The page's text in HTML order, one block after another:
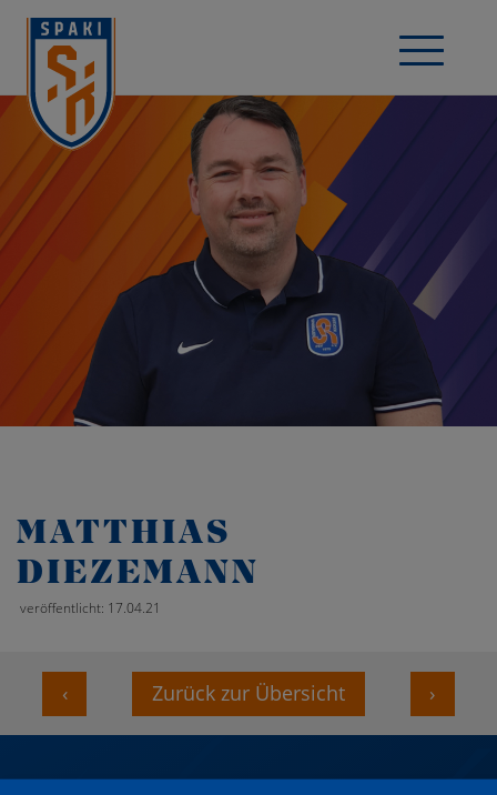
MATTHIAS
DIEZEMANN
veröffentlicht: 17.04.21
‹ Zurück zur Übersicht ›